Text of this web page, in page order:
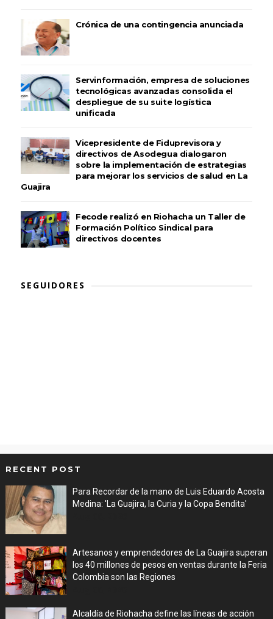
Crónica de una contingencia anunciada
Servinformación, empresa de soluciones
tecnológicas avanzadas consolida el
despliegue de su suite logística
unificada
Vicepresidente de Fiduprevisora y
directivos de Asodegua dialogaron
sobre la implementación de estrategias
para mejorar los servicios de salud en La
Guajira
Fecode realizó en Riohacha un Taller de
Formación Político Sindical para
directivos docentes
SEGUIDORES
RECENT POST
Para Recordar de la mano de Luis Eduardo Acosta
Medina: 'La Guajira, la Curia y la Copa Bendita'
Artesanos y emprendedores de La Guajira superan
los 40 millones de pesos en ventas durante la Feria
Colombia son las Regiones
Alcaldía de Riohacha define las líneas de acción